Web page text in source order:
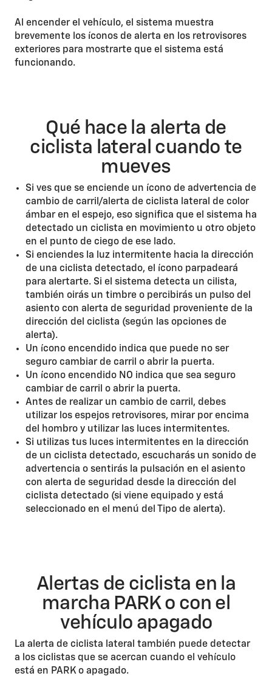
Al encender el vehículo, el sistema muestra
brevemente los íconos de alerta en los retrovisores
exteriores para mostrarte que el sistema está
funcionando.
Qué hace la alerta de
ciclista lateral cuando te
mueves
Si ves que se enciende un ícono de advertencia de
cambio de carril/alerta de ciclista lateral de color
ámbar en el espejo, eso significa que el sistema ha
detectado un ciclista en movimiento u otro objeto
en el punto de ciego de ese lado.
Si enciendes la luz intermitente hacia la dirección
de una ciclista detectado, el ícono parpadeará
para alertarte. Si el sistema detecta un cilista,
también oirás un timbre o percibirás un pulso del
asiento con alerta de seguridad proveniente de la
dirección del ciclista (según las opciones de
alerta).
Un ícono encendido indica que puede no ser
seguro cambiar de carril o abrir la puerta.
Un ícono encendido NO indica que sea seguro
cambiar de carril o abrir la puerta.
Antes de realizar un cambio de carril, debes
utilizar los espejos retrovisores, mirar por encima
del hombro y utilizar las luces intermitentes.
Si utilizas tus luces intermitentes en la dirección
de un ciclista detectado, escucharás un sonido de
advertencia o sentirás la pulsación en el asiento
con alerta de seguridad desde la dirección del
ciclista detectado (si viene equipado y está
seleccionado en el menú del Tipo de alerta).
Alertas de ciclista en la
marcha PARK o con el
vehículo apagado
La alerta de ciclista lateral también puede detectar
a los ciclistas que se acercan cuando el vehículo
está en PARK o apagado.